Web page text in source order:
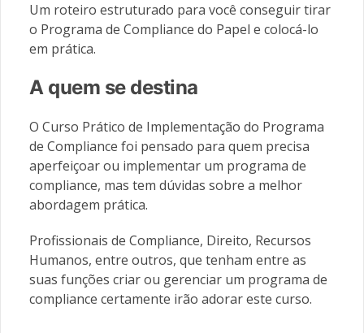
Um roteiro estruturado para você conseguir tirar
o Programa de Compliance do Papel e colocá-lo
em prática.
A quem se destina
O Curso Prático de Implementação do Programa
de Compliance foi pensado para quem precisa
aperfeiçoar ou implementar um programa de
compliance, mas tem dúvidas sobre a melhor
abordagem prática.
Profissionais de Compliance, Direito, Recursos
Humanos, entre outros, que tenham entre as
suas funções criar ou gerenciar um programa de
compliance certamente irão adorar este curso.